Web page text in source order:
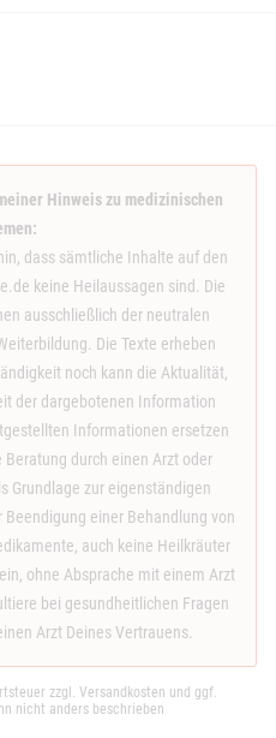
Hinweis zu medizinischen
dass sämtliche Inhalte auf den
keine Heilaussagen sind. Die
ausschließlich der neutralen
Die Texte erheben
noch kann die Aktualität,
der dargebotenen Information
Informationen ersetzen
durch einen Arzt oder
Grundlage zur eigenständigen
einer Behandlung von
auch keine Heilkräuter
ohne Absprache mit einem Arzt
bei gesundheitlichen Fragen
Arzt Deines Vertrauens.
zzgl. Versandkosten und ggf.
nicht anders beschrieben